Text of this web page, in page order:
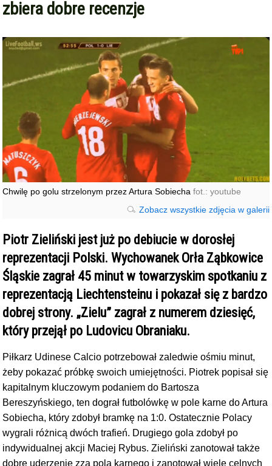
zbiera dobre recenzje
Chwilę po golu strzelonym przez Artura Sobiecha fot.: youtube
Zobacz wszystkie zdjęcia w galerii
Piotr Zieliński jest już po debiucie w dorosłej
reprezentacji Polski. Wychowanek Orła Ząbkowice
Śląskie zagrał 45 minut w towarzyskim spotkaniu z
reprezentacją Liechtensteinu i pokazał się z bardzo
dobrej strony. „Zielu” zagrał z numerem dziesięć,
który przejął po Ludovicu Obraniaku.
Piłkarz Udinese Calcio potrzebował zaledwie ośmiu minut,
żeby pokazać próbkę swoich umiejętności. Piotrek popisał się
kapitalnym kluczowym podaniem do Bartosza
Bereszyńskiego, ten dograł futbolówkę w pole karne do Artura
Sobiecha, który zdobył bramkę na 1:0. Ostatecznie Polacy
wygrali różnicą dwóch trafień. Drugiego gola zdobył po
indywidualnej akcji Maciej Rybus. Zieliński zanotował także
dobre uderzenie zza pola karnego i zanotował wiele celnych